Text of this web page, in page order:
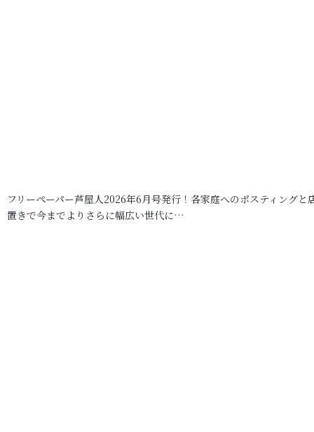
フリーペーパー芦屋人2026年6月号発行！各家庭へのポスティングと
置きで今までよりさらに幅広い世代に…